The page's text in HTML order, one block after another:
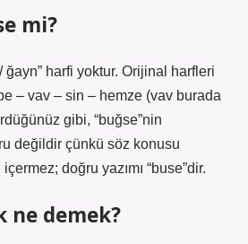
mi?
ğayn” harfi yoktur. Orijinal harfleri
– vav – sin – hemze (vav burada
gibi, “buğse”nin
değildir çünkü söz konusu
doğru yazımı “buse”dir.
ne demek?